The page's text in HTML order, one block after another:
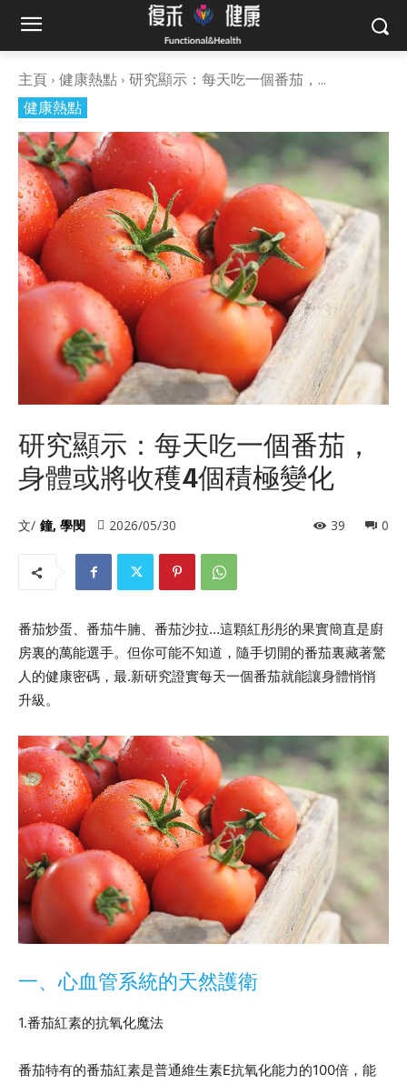
主頁 健康熱點 研究顯示：每天吃一個番茄，...
健康熱點
研究顯示：每天吃一個番茄，
身體或將收穫4個積極變化
文/ 鐘, 學閔 2026/05/30 0
39
番茄炒蛋、番茄牛腩、番茄沙拉…這顆紅彤彤的果實簡直是廚
房裏的萬能選手。但你可能不知道，隨手切開的番茄裏藏著驚
人的健康密碼，最.新研究證實每天一個番茄就能讓身體悄悄
升級。
一、心血管系統的天然護衛
1.番茄紅素的抗氧化魔法
番茄特有的番茄紅素是普通維生素E抗氧化能力的100倍，能